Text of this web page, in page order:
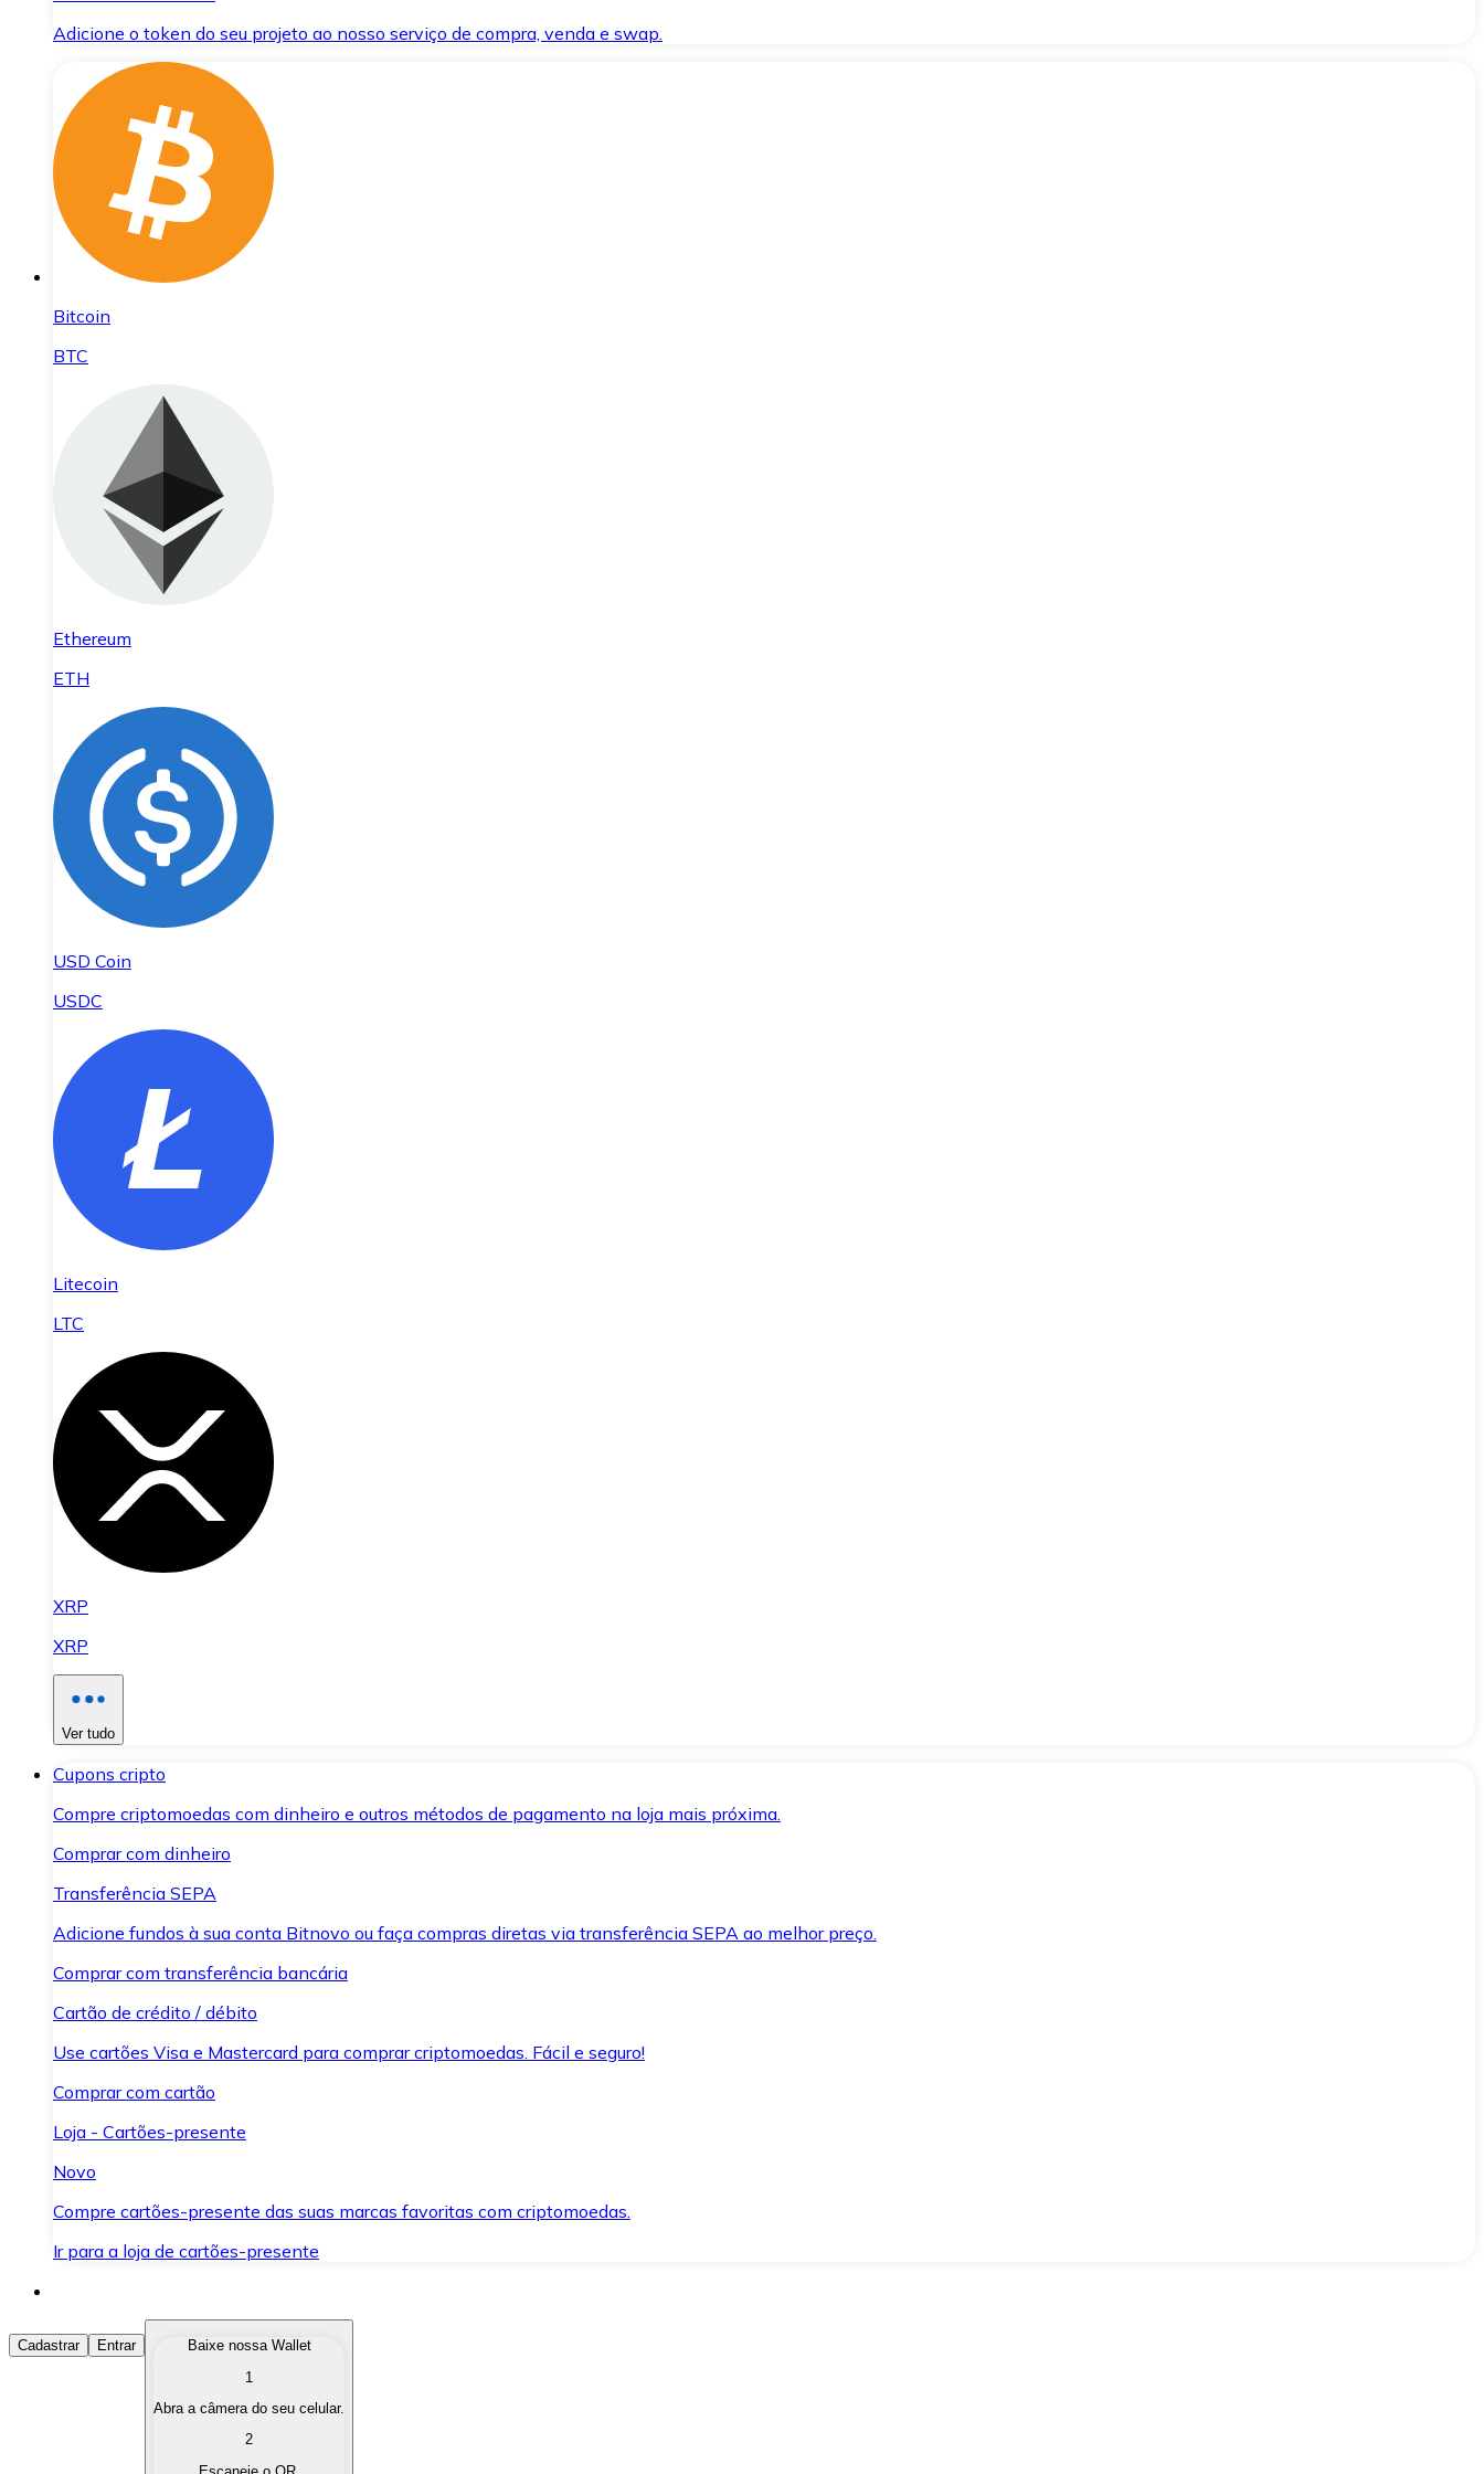
Adicione o token do seu projeto ao nosso serviço de compra, venda e swap.
Bitcoin
BTC
Ethereum
ETH
USD Coin
USDC
Litecoin
LTC
XRP
XRP
Ver tudo
Cupons cripto
Compre criptomoedas com dinheiro e outros métodos de pagamento na loja mais próxima.
Comprar com dinheiro
Transferência SEPA
Adicione fundos à sua conta Bitnovo ou faça compras diretas via transferência SEPA ao melhor preço.
Comprar com transferência bancária
Cartão de crédito / débito
Use cartões Visa e Mastercard para comprar criptomoedas. Fácil e seguro!
Comprar com cartão
Loja - Cartões-presente
Novo
Compre cartões-presente das suas marcas favoritas com criptomoedas.
Ir para a loja de cartões-presente
Comprar Criptomoedas
Compre as criptomoedas de seu interesse de forma rápida e segura.
Converta suas criptomoedas em moeda fiduciária quando precisar.
Cadastrar Entrar
Baixe nossa Wallet
1
Abra a câmera do seu celular.
2